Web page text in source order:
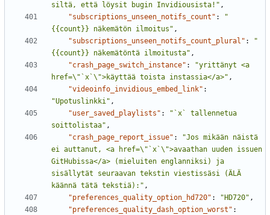
siltä, että löysit bugin Invidiousista!" ,
"subscriptions_unseen_notifs_count" :
"
{{count}} näkemätön ilmoitus" ,
"subscriptions_unseen_notifs_count_plural" :
"
{{count}} näkemätöntä ilmoitusta" ,
"crash_page_switch_instance" :
"yrittänyt <a
href=\"`x`\">käyttää toista instassia</a>" ,
"videoinfo_invidious_embed_link" :
"Upotuslinkki" ,
"user_saved_playlists" :
"`x` tallennetua
soittolistaa" ,
"crash_page_report_issue" :
"Jos mikään näistä
ei auttanut, <a href=\"`x`\">avaathan uuden issuen
GitHubissa</a> (mieluiten englanniksi) ja
sisällytät seuraavan tekstin viestissäsi (ÄLÄ
käännä tätä tekstiä):" ,
"preferences_quality_option_hd720" : "HD720" ,
"preferences_quality_dash_option_worst" :